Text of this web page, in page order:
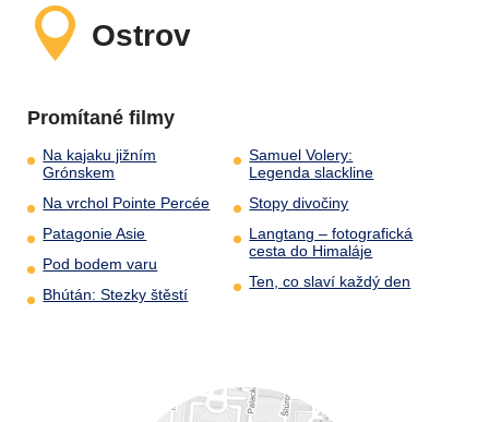
Ostrov
Promítané filmy
Na kajaku jižním
Grónskem
Na vrchol Pointe Percée
Patagonie Asie
Pod bodem varu
Bhútán: Stezky štěstí
Samuel Volery:
Legenda slackline
Stopy divočiny
Langtang – fotografická
cesta do Himaláje
Ten, co slaví každý den